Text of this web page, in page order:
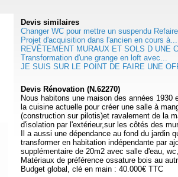
Devis similaires
Changer WC pour mettre un suspendu
Projet d'acquisition dans l'ancien en cours à...
REVÊTEMENT MURAUX ET SOLS D UNE
Transformation d'une grange en loft avec...
JE SUIS SUR LE POINT DE FAIRE UNE
Devis Rénovation (N.62270)
Nous habitons une maison des années 1930
la cuisine actuelle pour créer une salle à
(construction sur pilotis)et ravalement de la
d'isolation par l'extérieur,sur les côtés des
Il a aussi une dépendance au fond du jardin
transformer en habitation indépendante par
supplémentaire de 20m2 avec salle d'eau,
Matériaux de préférence ossature bois au
Budget global, clé en main : 40.000€ TTC